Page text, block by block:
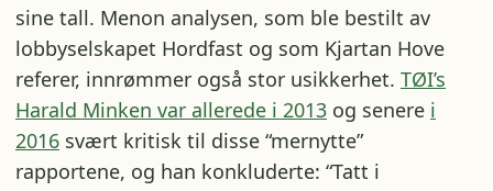
sine tall. Menon analysen, som ble bestilt av
lobbyselskapet Hordfast og som Kjartan Hove
referer, innrømmer også stor usikkerhet. TØI’s
Harald Minken var allerede i 2013 og senere i
2016 svært kritisk til disse “mernytte”
rapportene, og han konkluderte: “Tatt i